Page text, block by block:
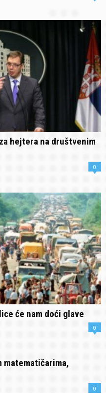
hejtera na društvenim
0
će nam doći glave
0
matematičarima,
0